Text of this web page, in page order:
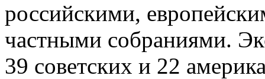
российскими,
частными собраниями.
39 советских и 22